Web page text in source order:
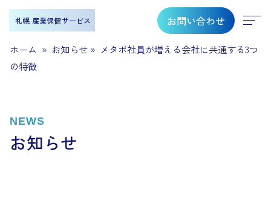
札幌 産業保健サービス お問い合わせ
ホーム » お知らせ » メタボ社員が増える会社に共通する3つ
の特徴
NEWS
お知らせ